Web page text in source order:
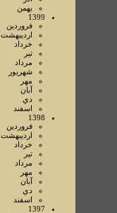
بهمن
1399
فروردين
ارديبهشت
خرداد
تير
مرداد
شهريور
مهر
آبان
دي
اسفند
1398
فروردين
ارديبهشت
خرداد
تير
مرداد
مهر
آبان
دي
اسفند
1397